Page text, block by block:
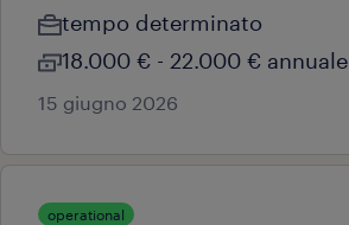
tempo determinato
18.000 € - 22.000 € annuale
15 giugno 2026
operational